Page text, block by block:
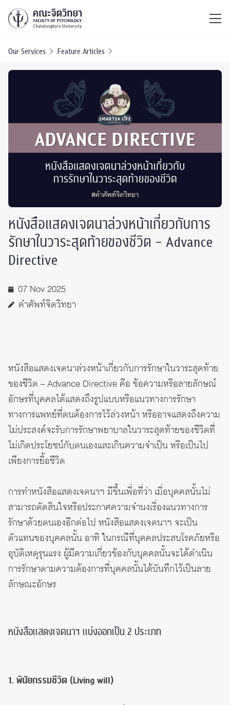
Our Services Feature Articles
หนังสือแสดงเจตนาล่วงหน้าเกี่ยวกับการ
รักษาในวาระสุดท้ายของชีวิต – Advance
Directive
07 Nov 2025
คำศัพท์จิตวิทยา
หนังสือแสดงเจตนาล่วงหน้าเกี่ยวกับการรักษาในวาระสุดท้าย
ของชีวิต – Advance Directive คือ ข้อความหรือลายลักษณ์
อักษรที่บุคคลได้แสดงถึงรูปแบบหรือแนวทางการรักษา
ทางการแพทย์ที่ตนต้องการไว้ล่วงหน้า หรืออาจแสดงถึงความ
ไม่ประสงค์จะรับการรักษาพยาบาลในวาระสุดท้ายของชีวิตที่
ไม่เกิดประโยชน์กับตนเองและเกินความจำเป็น หรือเป็นไป
เพียงการยื้อชีวิต
การทำหนังสือแสดงเจตนาฯ มีขึ้นเพื่อที่ว่า เมื่อบุคคลนั้นไม่
สามารถตัดสินใจหรือประกาศความจำนงเรื่องแนวทางการ
รักษาด้วยตนเองอีกต่อไป หนังสือแสดงเจตนาฯ จะเป็น
ตัวแทนของบุคคลนั้น อาทิ ในกรณีที่บุคคลประสบโรคภัยหรือ
อุบัติเหตุรุนแรง ผู้มีความเกี่ยวข้องกับบุคคลนั้นจะได้ดำเนิน
การรักษาตามความต้องการที่บุคคลนั้นได้บันทึกไว้เป็นลาย
ลักษณะอักษร
หนังสือแสดงเจตนาฯ แบ่งออกเป็น 2 ประเภท
1. พินัยกรรมชีวิต (Living will)